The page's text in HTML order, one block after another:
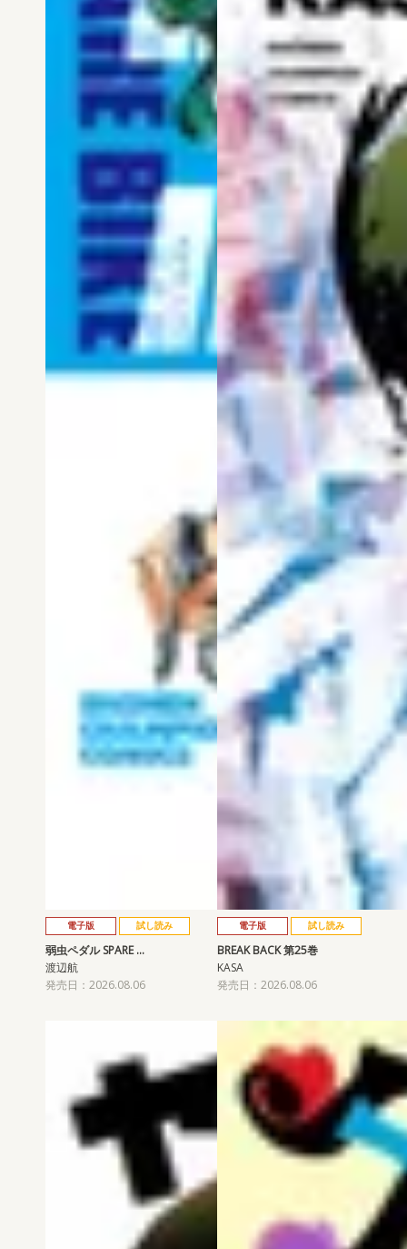
電子版 試し読み
弱虫ペダル SPARE …
渡辺航
発売日：2026.08.06
電子版 試し読み
BREAK BACK 第25巻
KASA
発売日：2026.08.06